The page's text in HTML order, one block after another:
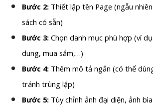
Bước 2: Thiết lập tên Page (ngẫu
sách có sẵn)
Bước 3: Chọn danh mục phù hợp (ví
dung, mua sắm,…)
Bước 4: Thêm mô tả ngắn (có thể
tránh trùng lặp)
Bước 5: Tùy chỉnh ảnh đại diện, ảnh